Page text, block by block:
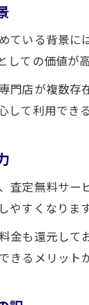
安心
信頼
銀貨
ている背景
ての価値が
門店が複数
て利用でき
査定無料サ
すくなります
金も還元し
るメリット